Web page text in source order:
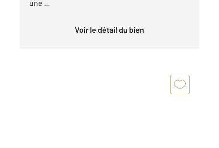
une ...
Voir le détail du bien